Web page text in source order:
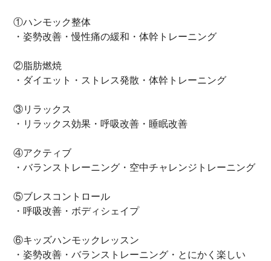
①ハンモック整体
・姿勢改善・慢性痛の緩和・体幹トレーニング
②脂肪燃焼
・ダイエット・ストレス発散・体幹トレーニング
③リラックス
・リラックス効果・呼吸改善・睡眠改善
④アクティブ
・バランストレーニング・空中チャレンジトレーニング
⑤ブレスコントロール
・呼吸改善・ボディシェイプ
⑥キッズハンモックレッスン
・姿勢改善・バランストレーニング・とにかく楽しい